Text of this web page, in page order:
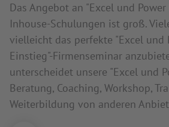
Das Angebot an "Excel und
Inhouse-Schulungen ist groß.
vielleicht das perfekte "Excel und
Einstieg"-Firmenseminar
unterscheidet unsere "Excel und
Beratung, Coaching, Workshop,
Weiterbildung von anderen